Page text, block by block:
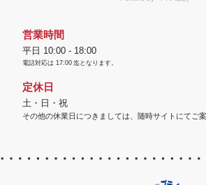
営業時間
平日 10:00 - 18:00
電話対応は 17:00 迄となります。
定休日
土・日・祝
その他の休業日につきましては、随時サイトにてご案